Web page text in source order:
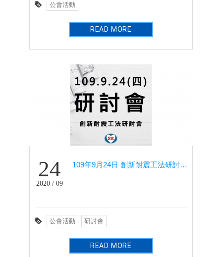
公會活動
READ MORE
24
2020 / 09
109年9月24日 創新耐震工法研討會－住都大飯店
公會活動 研討會
READ MORE